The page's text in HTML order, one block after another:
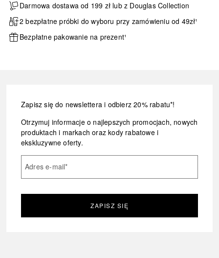
Darmowa dostawa od 199 zł lub z Douglas Collection
2 bezpłatne próbki do wyboru przy zamówieniu od 49zł¹
Bezpłatne pakowanie na prezent¹
Zapisz się do newslettera i odbierz 20% rabatu*!
Otrzymuj informacje o najlepszych promocjach, nowych
produktach i markach oraz kody rabatowe i
ekskluzywne oferty.
Adres e-mail*
ZAPISZ SIĘ